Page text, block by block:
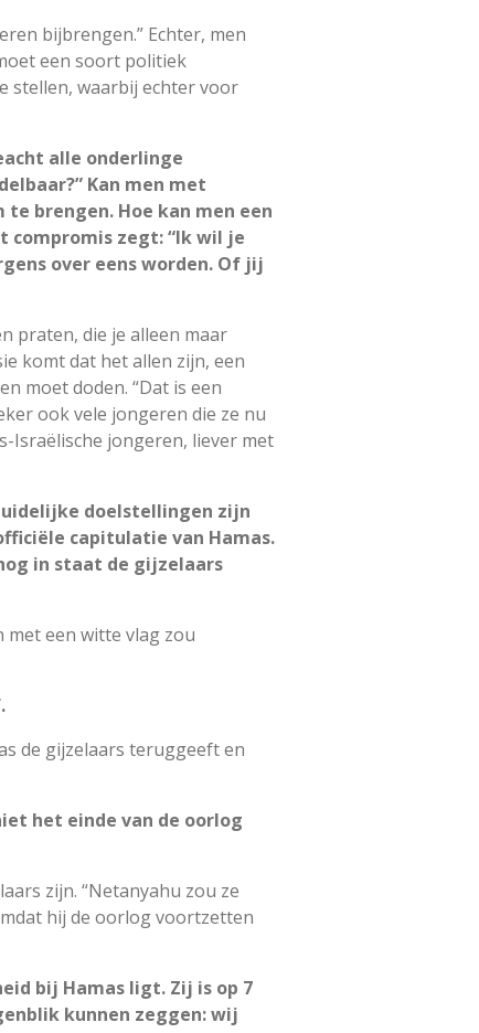
bijbrengen.” Echter, men
een soort politiek
stellen, waarbij echter voor
alle onderlinge
Kan men met
brengen. Hoe kan men een
compromis zegt: “Ik wil je
over eens worden. Of jij
praten, die je alleen maar
komt dat het allen zijn, een
moet doden. “Dat is een
ook vele jongeren die ze nu
Israëlische jongeren, liever met
doelstellingen zijn
capitulatie van Hamas.
in staat de gijzelaars
met een witte vlag zou
de gijzelaars teruggeeft en
het einde van de oorlog
zijn. “Netanyahu zou ze
hij de oorlog voortzetten
bij Hamas ligt. Zij is op 7
kunnen zeggen: wij